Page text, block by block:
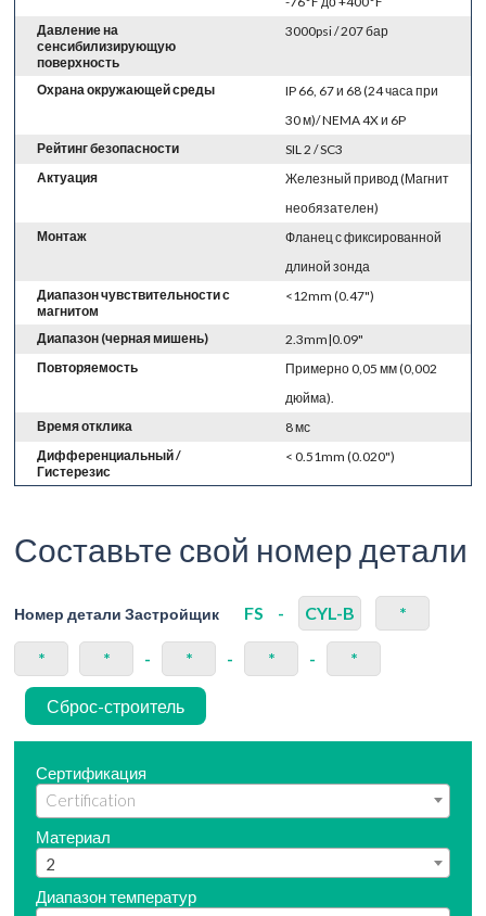
Давление на
сенсибилизирующую
поверхность
3000psi / 207 бар
Охрана окружающей среды
IP 66, 67 и 68 (24 часа при
30 м)/ NEMA 4X и 6P
Рейтинг безопасности
SIL 2 / SC3
Актуация
Железный привод (Магнит
необязателен)
Монтаж
Фланец с фиксированной
длиной зонда
Диапазон чувствительности с
магнитом
<12mm (0.47")
Диапазон (черная мишень)
2.3mm|0.09"
Повторяемость
Примерно 0,05 мм (0,002
дюйма).
Время отклика
8 мс
Дифференциальный /
Гистерезис
< 0.51mm (0.020")
Составьте свой номер детали
Номер детали Застройщик FS - CYL-B *
* * - * - * - *
Сброс-строитель
Сертификация
Материал
2
Диапазон температур